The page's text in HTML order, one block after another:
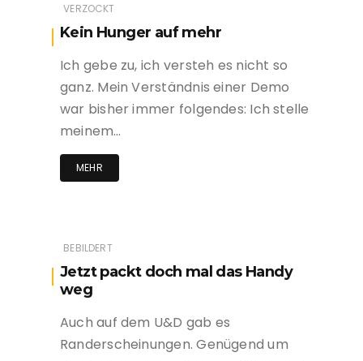
VERZOCKT
Kein Hunger auf mehr
Ich gebe zu, ich versteh es nicht so
ganz. Mein Verständnis einer Demo
war bisher immer folgendes: Ich stelle
meinem…
MEHR
BEBILDERT
Jetzt packt doch mal das Handy
weg
Auch auf dem U&D gab es
Randerscheinungen. Genügend um